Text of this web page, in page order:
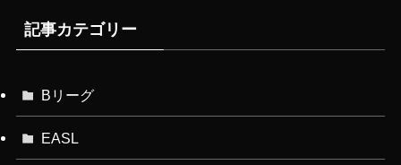
記事カテゴリー
Bリーグ
EASL